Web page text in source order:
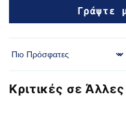
Γράψτε
Sort by
Κριτικές σε